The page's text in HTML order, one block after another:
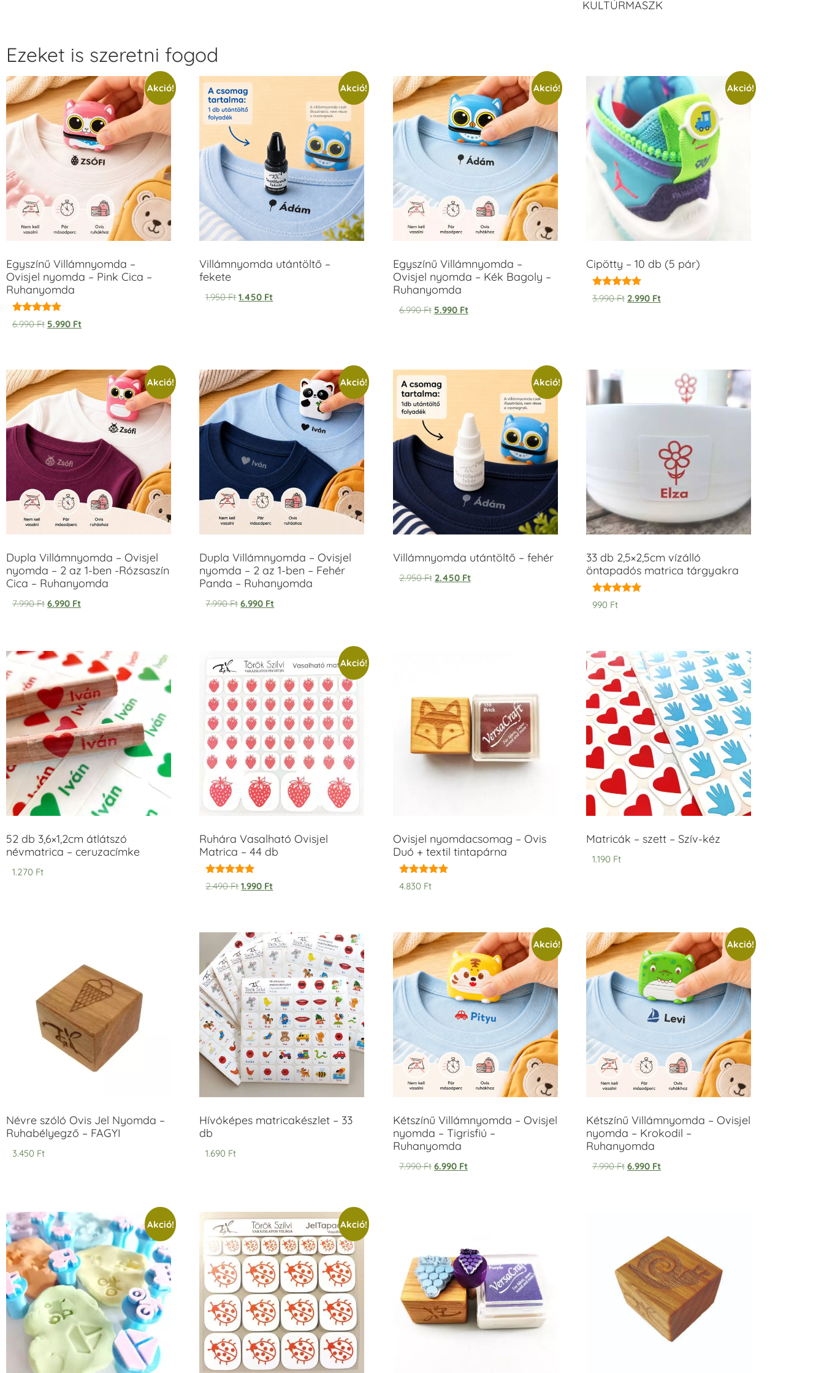
KULTÚRMASZK
Ezeket is szeretni fogod
Akció!
Egyszínű Villámnyomda –
Ovisjel nyomda – Pink Cica –
Ruhanyomda
Értékelés:
5.00
6.990Ft 5.990 Ft
Akció!
Villámnyomda utántöltő –
fekete
1.950Ft 1.450 Ft
Akció!
Egyszínű Villámnyomda –
Ovisjel nyomda – Kék Bagoly –
Ruhanyomda
6.990Ft 5.990 Ft
Akció!
Cipötty – 10 db (5 pár)
Értékelés:
5.00
3.990Ft 2.990 Ft
Akció!
Dupla Villámnyomda – Ovisjel
nyomda – 2 az 1-ben -Rózsaszín
Cica – Ruhanyomda
7.990Ft 6.990 Ft
Akció!
Dupla Villámnyomda – Ovisjel
nyomda – 2 az 1-ben – Fehér
Panda – Ruhanyomda
7.990Ft 6.990 Ft
Akció!
Villámnyomda utántöltő – fehér
2.950Ft 2.450 Ft
33 db 2,5×2,5cm vízálló
öntapadós matrica tárgyakra
Értékelés:
5.00
990 Ft
52 db 3,6×1,2cm átlátszó
névmatrica – ceruzacímke
1.270 Ft
Akció!
Ruhára Vasalható Ovisjel
Matrica – 44 db
Értékelés:
5.00
2.490Ft 1.990 Ft
Ovisjel nyomdacsomag – Ovis
Duó + textil tintapárna
Értékelés:
5.00
4.830 Ft
Matricák – szett – Szív-kéz
1.190 Ft
Névre szóló Ovis Jel Nyomda –
Ruhabélyegző – FAGYI
3.450 Ft
Hívóképes matricakészlet – 33
db
1.690 Ft
Akció!
Kétszínű Villámnyomda – Ovisjel
nyomda – Tigrisfiú –
Ruhanyomda
7.990Ft 6.990 Ft
Akció!
Kétszínű Villámnyomda – Ovisjel
nyomda – Krokodil –
Ruhanyomda
7.990Ft 6.990 Ft
Akció! Akció!